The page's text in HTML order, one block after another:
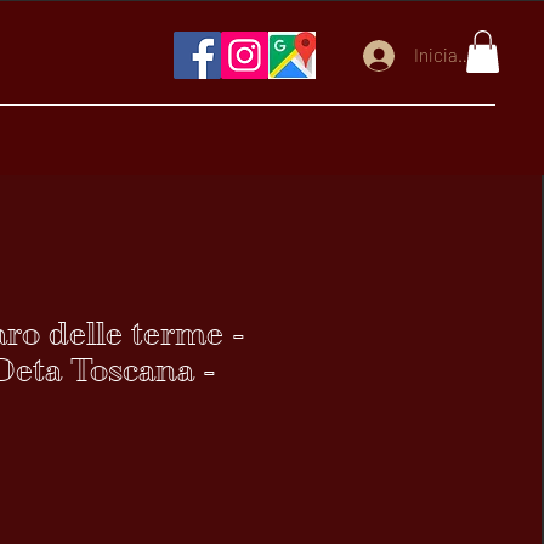
Iniciar sesión
delle terme -
Toscana -